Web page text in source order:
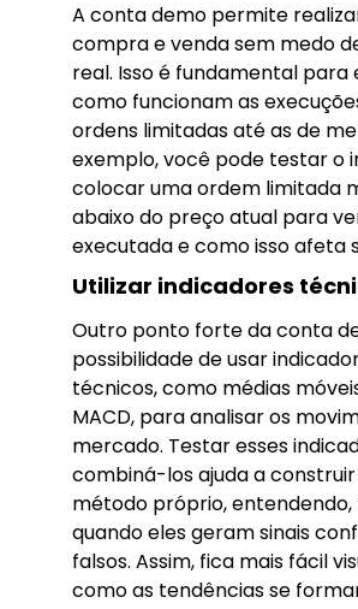
A conta demo permite
compra e venda sem medo
real. Isso é fundamental para
como funcionam as
ordens limitadas até as de
exemplo, você pode testar o
colocar uma ordem limitada
abaixo do preço atual para
executada e como isso afeta
Utilizar indicadores
Outro ponto forte da conta
possibilidade de usar
técnicos, como médias
MACD, para analisar os
mercado. Testar esses
combiná-los ajuda a
método próprio,
quando eles geram sinais
falsos. Assim, fica mais fácil
como as tendências se